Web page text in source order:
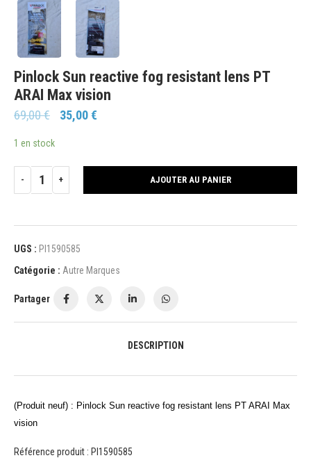
Pinlock Sun reactive fog resistant lens PT
ARAI Max vision
69,00€ 35,00€
1 en stock
AJOUTER AU PANIER
UGS : PI1590585
Catégorie : Autre Marques
Partager
DESCRIPTION
(Produit neuf) : Pinlock Sun reactive fog resistant lens PT ARAI Max
vision
Référence produit : PI1590585